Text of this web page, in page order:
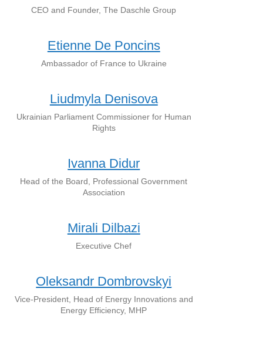
CEO and Founder, The Daschle Group
Etienne De Poncins
Ambassador of France to Ukraine
Liudmyla Denisova
Ukrainian Parliament Commissioner for Human
Rights
Ivanna Didur
Head of the Board, Professional Government
Association
Mirali Dilbazi
Executive Chef
Oleksandr Dombrovskyi
Vice-President, Head of Energy Innovations and
Energy Efficiency, MHP